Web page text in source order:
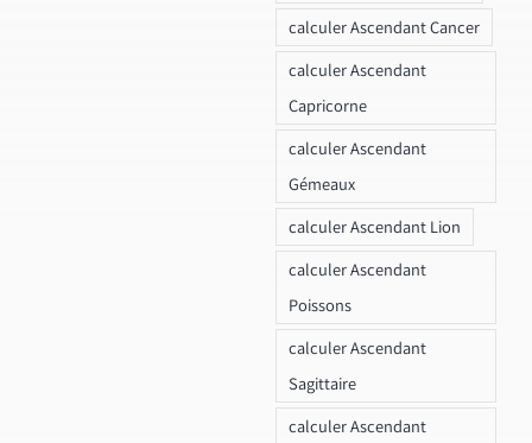
calculer Ascendant Cancer
calculer Ascendant
Capricorne
calculer Ascendant
Gémeaux
calculer Ascendant Lion
calculer Ascendant
Poissons
calculer Ascendant
Sagittaire
calculer Ascendant